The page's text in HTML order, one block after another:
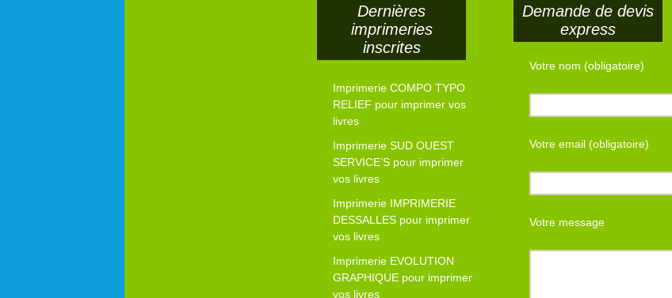
Dernières
imprimeries
inscrites
Imprimerie COMPO TYPO
RELIEF pour imprimer vos
livres
Imprimerie SUD OUEST
SERVICE’S pour imprimer
vos livres
Imprimerie IMPRIMERIE
DESSALLES pour imprimer
vos livres
Imprimerie EVOLUTION
GRAPHIQUE pour imprimer
vos livres
Demande de devis
express
Votre nom (obligatoire)
Votre email (obligatoire)
Votre message